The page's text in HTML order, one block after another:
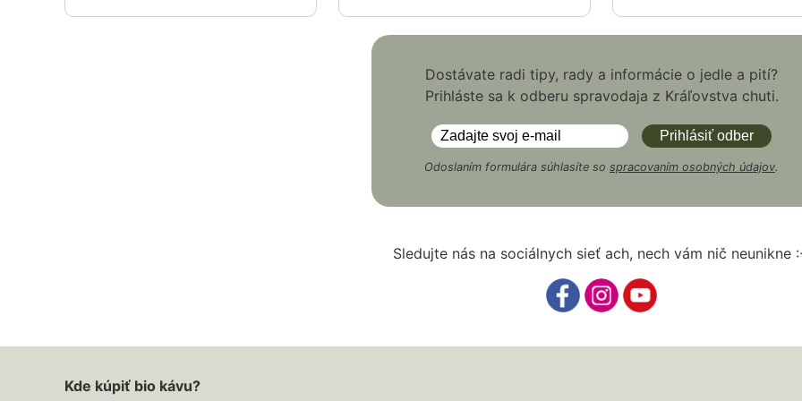
Dostávate radi tipy, rady a informácie o jedle a pití?
Prihláste sa k odberu spravodaja z Kráľovstva chuti.
Odoslaním formulára súhlasíte so spracovaním osobných údajov.
Sledujte nás na sociálnych sieť ach, nech vám nič neunikne
Kde kúpiť bio kávu?